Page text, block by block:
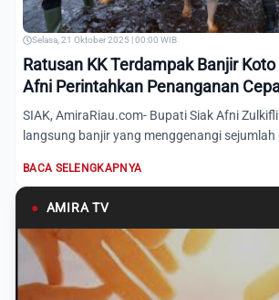
Selasa, 21 Oktober 2025 | 00:00 WIB
Ratusan KK Terdampak Banjir
Afni Perintahkan Penanganan
SIAK, AmiraRiau.com- Bupati Siak Afni
langsung banjir yang menggenangi
BACA SELENGKAPNYA
● AMIRA TV